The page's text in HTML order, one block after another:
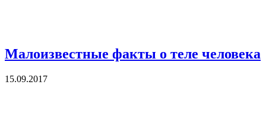
Малоизвестные факты о теле человека
15.09.2017